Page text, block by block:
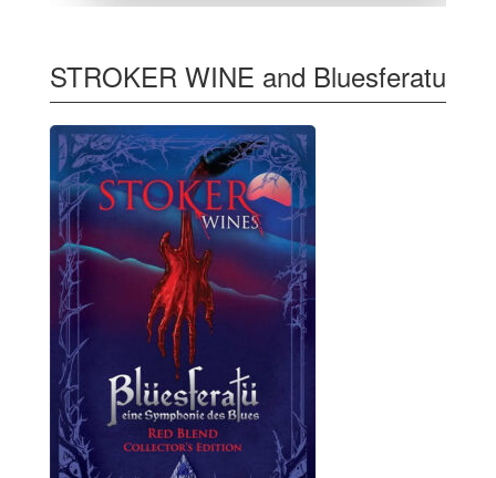
STROKER WINE and Bluesferatu